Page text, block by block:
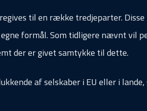
til en række tredjeparter.
formål. Som tidligere nævnt vil
der er givet samtykke til dette.
af selskaber i EU eller i